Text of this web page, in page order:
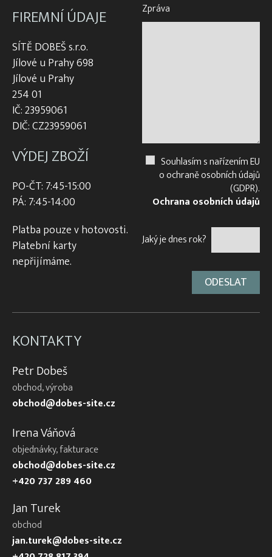
FIREMNÍ ÚDAJE
SÍTĚ DOBEŠ s.r.o.
Jílové u Prahy 698
Jílové u Prahy
254 01
IČ: 23959061
DIČ: CZ23959061
VÝDEJ ZBOŽÍ
PO-ČT: 7:45-15:00
PÁ: 7:45-14:00
Platba pouze v hotovosti.
Platební karty
nepřijímáme.
Zpráva
Souhlasím s nařízením EU
o ochraně osobních údajů
(GDPR).
Ochrana osobních údajů
Jaký je dnes rok?
KONTAKTY
Petr Dobeš
obchod, výroba
obchod@dobes-site.cz
Irena Váňová
objednávky, fakturace
obchod@dobes-site.cz
+420 737 289 460
Jan Turek
obchod
jan.turek@dobes-site.cz